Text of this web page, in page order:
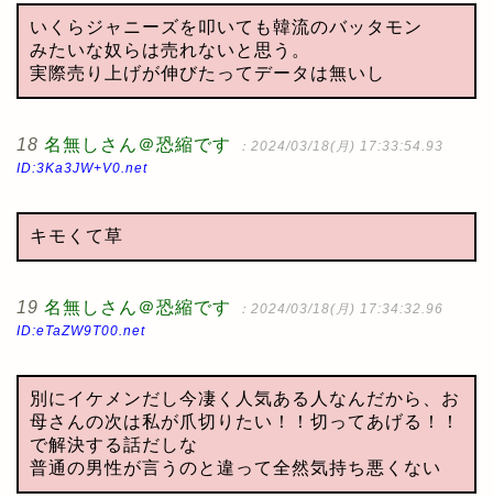
いくらジャニーズを叩いても韓流のバッタモン
みたいな奴らは売れないと思う。
実際売り上げが伸びたってデータは無いし
18 名無しさん＠恐縮です
：2024/03/18(月) 17:33:54.93
ID:3Ka3JW+V0.net
キモくて草
19 名無しさん＠恐縮です
：2024/03/18(月) 17:34:32.96
ID:eTaZW9T00.net
別にイケメンだし今凄く人気ある人なんだから、お
母さんの次は私が爪切りたい！！切ってあげる！！
で解決する話だしな
普通の男性が言うのと違って全然気持ち悪くない